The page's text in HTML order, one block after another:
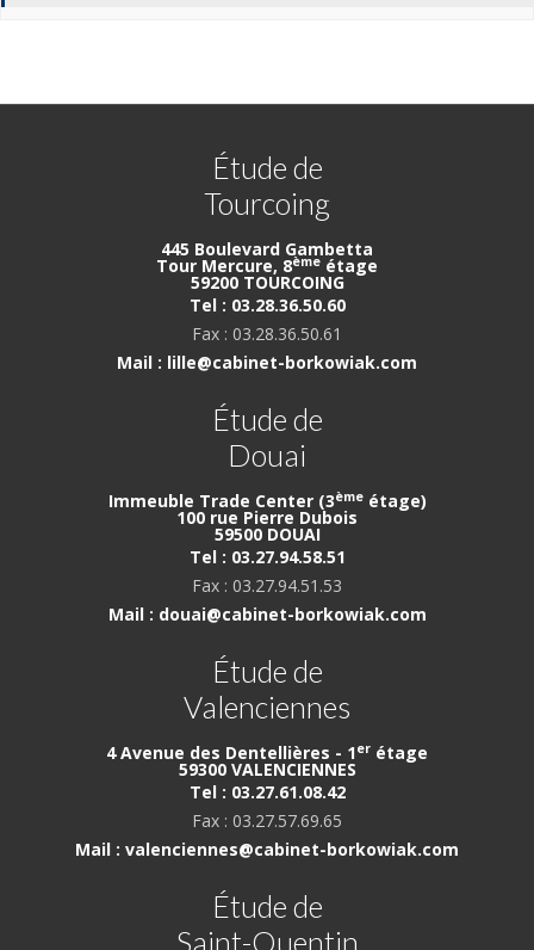
Étude de
Tourcoing
445 Boulevard Gambetta
Tour Mercure, 8ème étage
59200 TOURCOING
Tel : 03.28.36.50.60
Fax : 03.28.36.50.61
Mail : lille@cabinet-borkowiak.com
Étude de
Douai
Immeuble Trade Center (3èmeétage)
100 rue Pierre Dubois
59500 DOUAI
Tel : 03.27.94.58.51
Fax : 03.27.94.51.53
Mail : douai@cabinet-borkowiak.com
Étude de
Valenciennes
4 Avenue des Dentellières - 1er étage
59300 VALENCIENNES
Tel : 03.27.61.08.42
Fax : 03.27.57.69.65
Mail : valenciennes@cabinet-borkowiak.com
Étude de
Saint-Quentin